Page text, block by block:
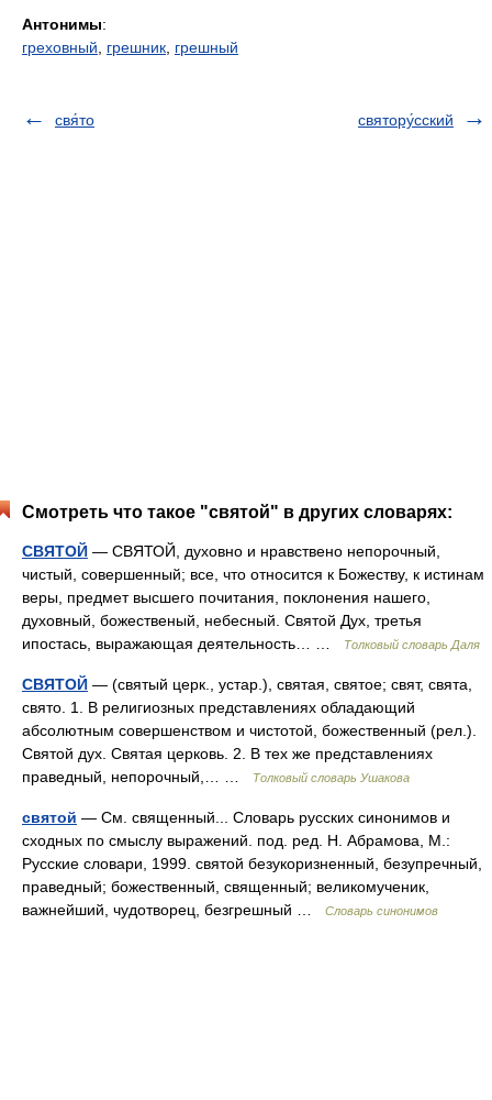
Антонимы:
греховный
грешник грешный
свя́то святору́сский
Смотреть что такое "святой" в других словарях:
СВЯТОЙ — СВЯТОЙ, духовно и нравствено непорочный,
чистый, совершенный; все, что относится к Божеству, к истинам
веры, предмет высшего почитания, поклонения нашего,
духовный, божественый, небесный. Святой Дух, третья
ипостась, выражающая деятельность… …
Толковый словарь Даля
СВЯТОЙ — (святый церк., устар.), святая, святое; свят, свята,
свято. 1. В религиозных представлениях обладающий
абсолютным совершенством и чистотой, божественный (рел.).
Святой дух. Святая церковь. 2. В тех же представлениях
праведный, непорочный,… …
Толковый словарь Ушакова
святой — См. священный... Словарь русских синонимов и
сходных по смыслу выражений. под. ред. Н. Абрамова, М.:
Русские словари, 1999. святой безукоризненный, безупречный,
праведный; божественный, священный; великомученик,
важнейший, чудотворец, безгрешный …
Словарь синонимов